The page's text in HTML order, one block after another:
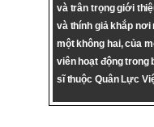
và trân trọng giới
và thính giả khắp nơi
một không hai, của
viên hoạt động trong
sĩ thuộc Quân Lực